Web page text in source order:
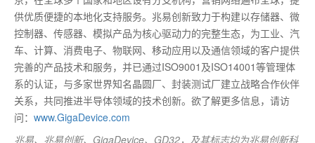
供优质便捷的本地化支持服务。兆易创新致力于构建以存储器、微
控制器、传感器、模拟产品为核心驱动力的完整生态，为工业、汽
车、计算、消费电子、物联网、移动应用以及通信领域的客户提供
完善的产品技术和服务，并已通过ISO9001及ISO14001等管理体
系的认证，与多家世界知名晶圆厂、封装测试厂建立战略合作伙伴
关系，共同推进半导体领域的技术创新。欲了解更多信息，请访
问： www.GigaDevice.com
兆易、兆易创新、GigaDevice、GD32，及其标志均为兆易创新科